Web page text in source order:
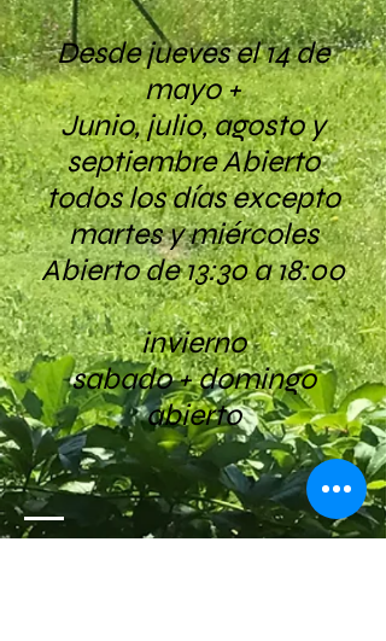
Desde jueves el 14 de
mayo +
Junio, julio, agosto y
septiembre Abierto
todos los días excepto
martes y miércoles
Abierto de 13:30 a 18:00
invierno
sabado + domingo
abierto